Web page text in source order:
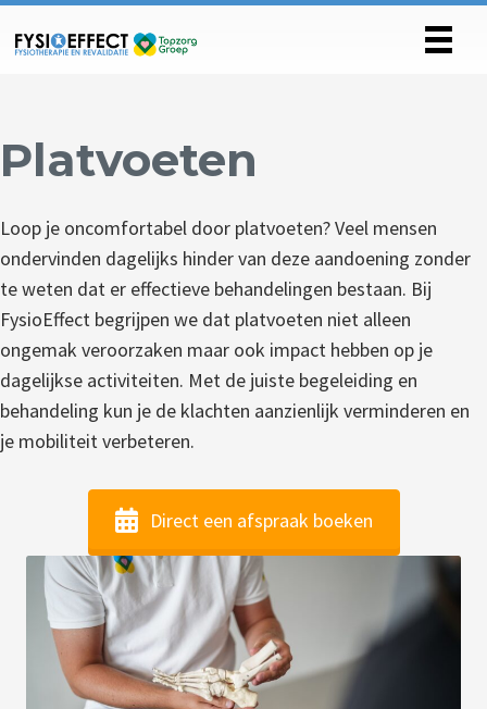
Platvoeten
Loop je oncomfortabel door platvoeten? Veel mensen
ondervinden dagelijks hinder van deze aandoening zonder
te weten dat er effectieve behandelingen bestaan. Bij
FysioEffect begrijpen we dat platvoeten niet alleen
ongemak veroorzaken maar ook impact hebben op je
dagelijkse activiteiten. Met de juiste begeleiding en
behandeling kun je de klachten aanzienlijk verminderen en
je mobiliteit verbeteren.
Direct een afspraak boeken